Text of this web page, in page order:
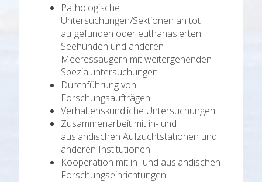
Pathologische
Untersuchungen/Sektionen an tot
aufgefunden oder euthanasierten
Seehunden und anderen
Meeressäugern mit weitergehenden
Spezialuntersuchungen
Durchführung von
Forschungsaufträgen
Verhaltenskundliche Untersuchungen
Zusammenarbeit mit in- und
ausländischen Aufzuchtstationen und
anderen Institutionen
Kooperation mit in- und ausländischen
Forschungseinrichtungen